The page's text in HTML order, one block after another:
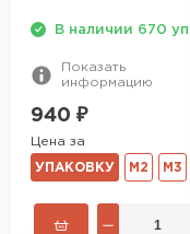
В наличии 670
Показать
информацию
940 ₽
Цена за
УПАКОВКУ М2 М3